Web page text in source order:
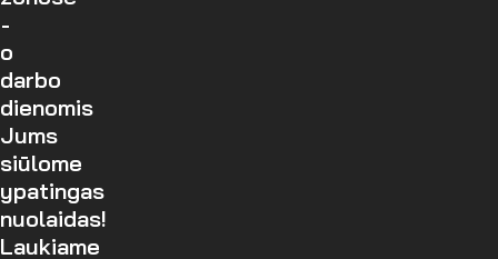
-
o
darbo
dienomis
Jums
siūlome
ypatingas
nuolaidas!
Laukiame